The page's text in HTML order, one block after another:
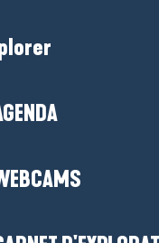
du...